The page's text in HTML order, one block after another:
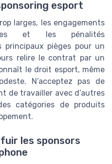
esport
larges, les engagements
et les pénalités
principaux pièges pour un
relire le contrat par un
le droit esport, même
N’acceptez pas de
de travailler avec d’autres
catégories de produits
les sponsors